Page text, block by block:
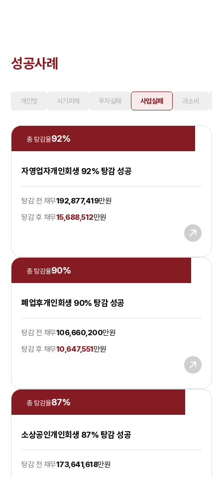
성공사례
개인빚 사기피해 투자실패 사업실패 과소비
총 탕감율92%
자영업자개인회생 92% 탕감 성공
탕감 전 채무192,877,419만원
탕감 후 채무15,688,512만원
총 탕감율90%
폐업후개인회생 90% 탕감 성공
탕감 전 채무106,660,200만원
탕감 후 채무10,647,551만원
총 탕감율87%
소상공인개인회생 87% 탕감 성공
탕감 전 채무173,641,618만원